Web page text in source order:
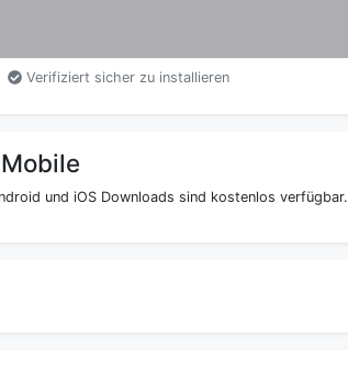
Verifiziert sicher zu installieren
und iOS Downloads sind kostenlos verfügbar.